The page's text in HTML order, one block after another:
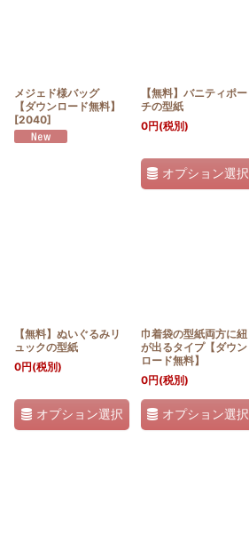
メジェド様バッグ
【ダウンロード無料】
[2040]
【無料】バニティポー
チの型紙
0円(税別)
オプション選択
【無料】ぬいぐるみリ
ュックの型紙
0円(税別)
オプション選択
巾着袋の型紙両方に紐
が出るタイプ【ダウン
ロード無料】
0円(税別)
オプション選択